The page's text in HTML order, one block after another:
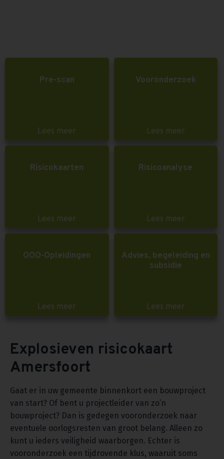
Pre-scan
Lees meer
Vooronderzoek
Lees meer
Risicokaarten
Lees meer
Risicoanalyse
Lees meer
OOO-Opleidingen
Lees meer
Advies, begeleiding en
subsidie
Lees meer
Explosieven risicokaart
Amersfoort
Gaat er in uw gemeente binnenkort een bouwproject
van start? Of bent u projectleider van zo’n
bouwproject? Dan is gedegen vooronderzoek naar
eventuele oorlogsresten van groot belang. Alleen zo
kunt u ieders veiligheid waarborgen. Echter is
vooronderzoek een tijdrovende klus, waaruit soms